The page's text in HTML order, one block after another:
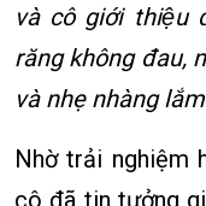
và cô giới thiệu
răng không đau,
và nhẹ nhàng
Nhờ trải nghiệm
cô đã tin tưởng